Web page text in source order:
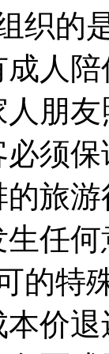
织的
人
朋
须
旅
任
的特
价